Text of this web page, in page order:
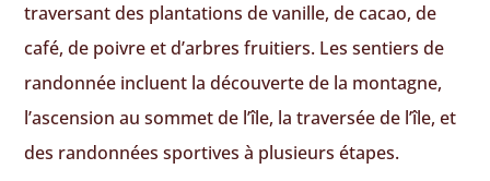
traversant des plantations de vanille, de cacao, de
café, de poivre et d’arbres fruitiers. Les sentiers de
randonnée incluent la découverte de la montagne,
l’ascension au sommet de l’île, la traversée de l’île, et
des randonnées sportives à plusieurs étapes.